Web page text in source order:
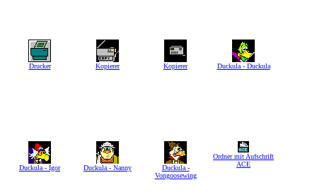
Drucker Kopierer Kopierer Duckula - Duckula
Duckula - Igor Duckula - Nanny
Duckula -
Vongoosewing
Ordner mit Aufschrift
ACE